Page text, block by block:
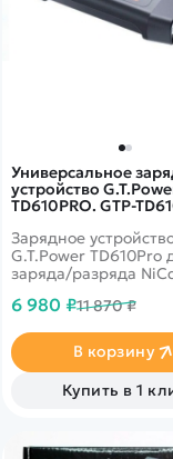
Универсальное
устройство
TD610PRO. GTP-
Зарядное
G.T.Power TD610Pro
заряда/разряда
аккумуляторов с
и&nbsp;&nbsp;с
максимальной
100W от сети 220В
6 980 ₽11 870 ₽
В корзину
Купить в 1
Дополнительный
WhatsApp/
Есть
Наши
Каталог
Машинки